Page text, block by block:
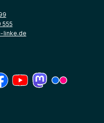
555
linke.de
Fenster)
ein neues Fenster)
öffnet ein neues Fenster)
(Link öffnet ein neues Fenster)
(Link öffnet ein neues
(Link öffnet ein